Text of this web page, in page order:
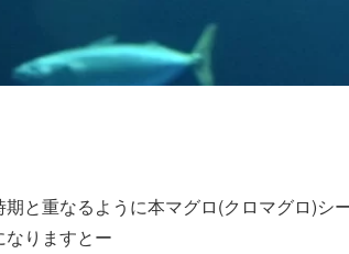
と重なるように本マグロ(クロマグロ)シ
りますとー